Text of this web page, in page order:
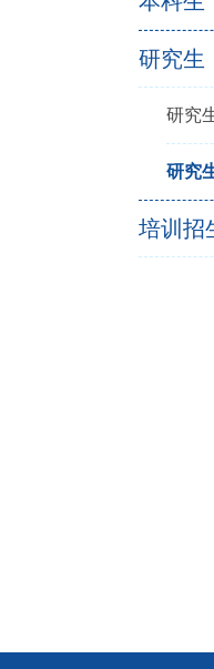
研究生
研究
研究
培训招